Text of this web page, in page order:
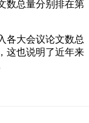
数总量分别排在第
大会议论文数总
这也说明了近年来